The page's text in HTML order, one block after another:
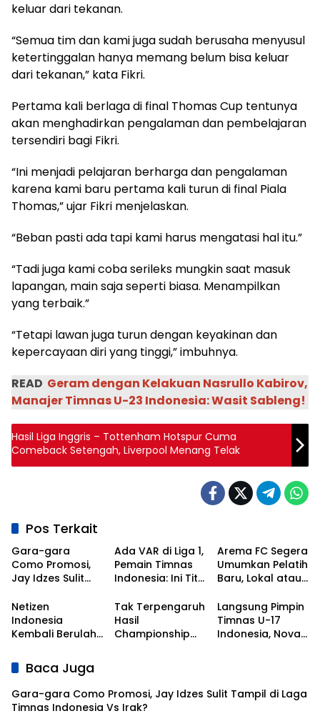
keluar dari tekanan.
“Semua tim dan kami juga sudah berusaha menyusul
ketertinggalan hanya memang belum bisa keluar
dari tekanan,” kata Fikri.
Pertama kali berlaga di final Thomas Cup tentunya
akan menghadirkan pengalaman dan pembelajaran
tersendiri bagi Fikri.
“Ini menjadi pelajaran berharga dan pengalaman
karena kami baru pertama kali turun di final Piala
Thomas,” ujar Fikri menjelaskan.
“Beban pasti ada tapi kami harus mengatasi hal itu.”
“Tadi juga kami coba serileks mungkin saat masuk
lapangan, main saja seperti biasa. Menampilkan
yang terbaik.”
“Tetapi lawan juga turun dengan keyakinan dan
kepercayaan diri yang tinggi,” imbuhnya.
READ Geram dengan Kelakuan Nasrullo Kabirov,
Manajer Timnas U-23 Indonesia: Wasit Sableng!
Hasil Liga Inggris – Tottenham Hotspur Cuma
Comeback Setengah, Liverpool Menang Telak
Pos Terkait
Gara-gara
Como Promosi,
Jay Idzes Sulit
Timnas
Indonesia Vs
Irak?
Ada VAR di Liga 1,
Pemain Timnas
Indonesia: Ini Titik
Kebangkitan
Sepak Bola
Nasional!
Arema FC Segera
Umumkan Pelatih
Baru, Lokal atau
Netizen
Indonesia
Kembali Berulah,
Asal Korea
Selatan
Tak Terpengaruh
Hasil
Championship
Kontrak Bojan
Hodak
Langsung Pimpin
Timnas U-17
Indonesia, Nova
yong
Baca Juga
Gara-gara Como Promosi, Jay Idzes Sulit Tampil di Laga
Timnas Indonesia Vs Irak?